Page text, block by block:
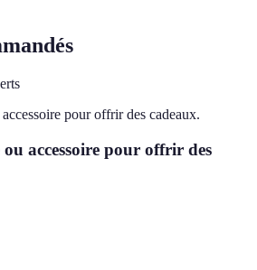
accessoire pour offrir des